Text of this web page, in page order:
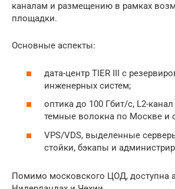
каналам и размещению в рамках
площадки.
Основные аспекты:
дата-центр TIER III с
инженерных систем;
оптика до 100 Гбит/с, L2-
темные волокна по Москве и
VPS/VDS, выделенные
стойки, бэкапы и
Помимо московского ЦОД, доступна